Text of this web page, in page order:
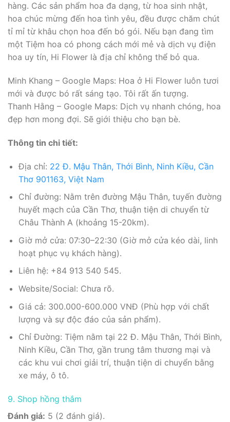
hàng. Các sản phẩm hoa đa dạng, từ hoa sinh nhật,
hoa chúc mừng đến hoa tình yêu, đều được chăm chút
tỉ mỉ từ khâu chọn hoa đến bó gói. Nếu bạn đang tìm
một Tiệm hoa có phong cách mới mẻ và dịch vụ điện
hoa uy tín, Hi Flower là địa chỉ không thể bỏ qua.
Minh Khang – Google Maps: Hoa ở Hi Flower luôn tươi
mới và được bó rất sáng tạo. Tôi rất ấn tượng.
Thanh Hằng – Google Maps: Dịch vụ nhanh chóng, hoa
đẹp hơn mong đợi. Sẽ giới thiệu cho bạn bè.
Thông tin chi tiết:
Địa chỉ: 22 Đ. Mậu Thân, Thới Bình, Ninh Kiều, Cần
Thơ 901163, Việt Nam
Chỉ đường: Nằm trên đường Mậu Thân, tuyến đường
huyết mạch của Cần Thơ, thuận tiện di chuyển từ
Châu Thành A (khoảng 15-20km).
Giờ mở cửa: 07:30–22:30 (Giờ mở cửa kéo dài, linh
hoạt phục vụ khách hàng).
Liên hệ: +84 913 540 545.
Website/Social: Chưa rõ.
Giá cả: 300.000-600.000 VNĐ (Phù hợp với chất
lượng và sự độc đáo của sản phẩm).
Chỉ Đường: Tiệm nằm tại 22 Đ. Mậu Thân, Thới Bình,
Ninh Kiều, Cần Thơ, gần trung tâm thương mại và
các khu vui chơi giải trí, thuận tiện di chuyển bằng
xe máy, ô tô.
9. Shop hồng thắm
Đánh giá: 5 (2 đánh giá).